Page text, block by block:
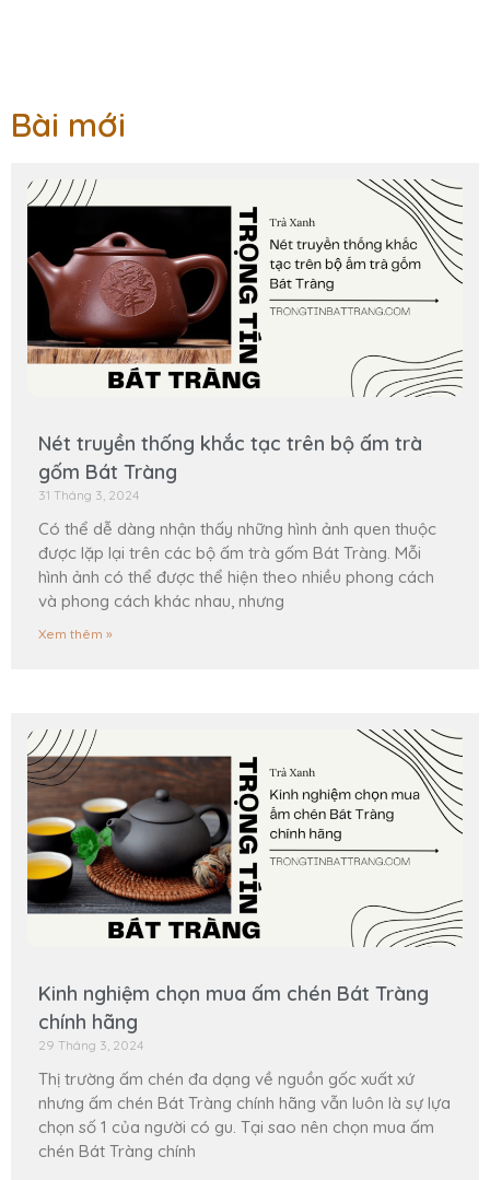
Bài mới
Nét truyền thống khắc tạc trên bộ ấm trà
gốm Bát Tràng
31 Tháng 3, 2024
Có thể dễ dàng nhận thấy những hình ảnh quen thuộc
được lặp lại trên các bộ ấm trà gốm Bát Tràng. Mỗi
hình ảnh có thể được thể hiện theo nhiều phong cách
và phong cách khác nhau, nhưng
Xem thêm »
Kinh nghiệm chọn mua ấm chén Bát Tràng
chính hãng
29 Tháng 3, 2024
Thị trường ấm chén đa dạng về nguồn gốc xuất xứ
nhưng ấm chén Bát Tràng chính hãng vẫn luôn là sự lựa
chọn số 1 của người có gu. Tại sao nên chọn mua ấm
chén Bát Tràng chính